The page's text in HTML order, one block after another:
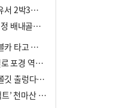
천연 수영장, 둘레길 ASMR…장유서 2박3일 소확행
통도사 명품 소나무길 ‘눈호강’ 청정 배내골서 더위 싹
얼음골서 삼복더위 날리고, 케이블카 타고 신선놀음
고래떼 찾는 생태관광…모노레일로 포경 역사여행
대왕암공원 해송숲 거닐고, 심장쫄깃 출렁다리 건너봐
8500여 그루 편백 호위하는 ‘언택트’ 천마산 산림욕장